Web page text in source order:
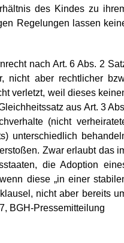
des Kindes zu
Regelungen lassen
nach Art. 6 Abs. 2
nicht aber rechtlicher
verletzt, weil dieses
aus Art. 3
(nicht
unterschiedlich
Zwar erlaubt das
die Adoption
diese „in einer
nicht aber bereits
BGH-Pressemitteilung